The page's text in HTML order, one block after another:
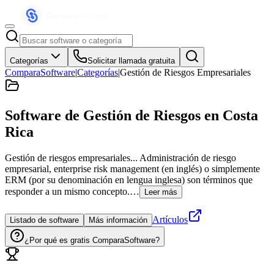
Categorías Solicitar llamada gratuita
ComparaSoftware|Categorías|Gestión de Riesgos Empresariales
Software de Gestión de Riesgos en Costa
Rica
Gestión de riesgos empresariales... Administración de riesgo
empresarial, enterprise risk management (en inglés) o simplemente
ERM (por su denominación en lengua inglesa) son términos que
responder a un mismo concepto.…
Leer más
Listado de software Más información Artículos
¿Por qué es gratis ComparaSoftware?